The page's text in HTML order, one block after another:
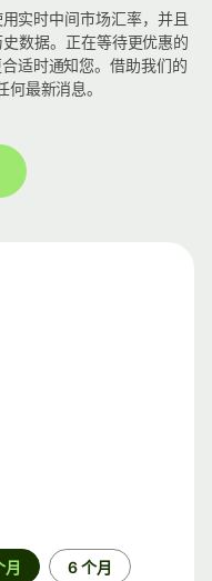
实时中间市场汇率，并且
数据。正在等待更优惠的
适时通知您。借助我们的
最新消息。
月 6 个月